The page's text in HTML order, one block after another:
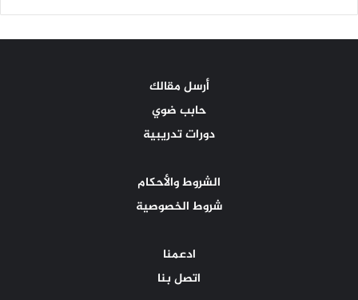
أرسل مقالك
حابب ضوي
دورات تدريبية
الشروط والأحكام
شروط الخصوصية
ادعمنا
اتصل بنا